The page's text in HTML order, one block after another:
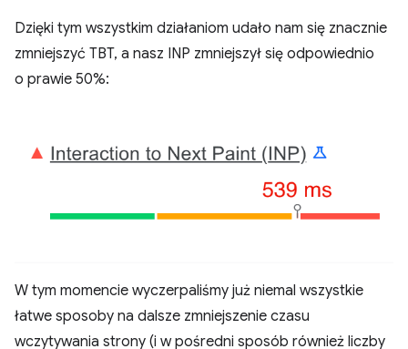
Dzięki tym wszystkim działaniom udało nam się znacznie
zmniejszyć TBT, a nasz INP zmniejszył się odpowiednio
o prawie 50%:
W tym momencie wyczerpaliśmy już niemal wszystkie
łatwe sposoby na dalsze zmniejszenie czasu
wczytywania strony (i w pośredni sposób również liczby